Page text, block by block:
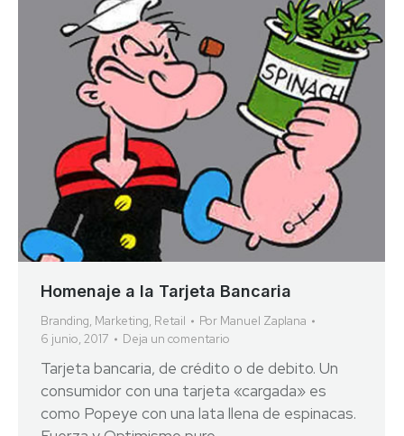
Homenaje a la Tarjeta Bancaria
Branding, Marketing, Retail Por Manuel Zaplana
6 junio, 2017
Deja un comentario
Tarjeta bancaria, de crédito o de debito. Un
consumidor con una tarjeta «cargada» es
como Popeye con una lata llena de espinacas.